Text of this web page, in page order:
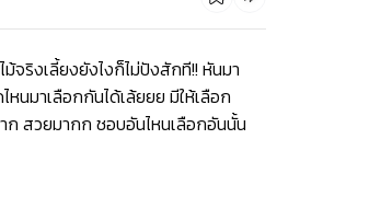
จริงเลี้ยงยังไงก็ไม่ปังสักที!! หันมา
นมาเลือกกันได้เล้ยยย มีให้เลือก
ก สวยมากก ชอบอันไหนเลือกอันนั้น